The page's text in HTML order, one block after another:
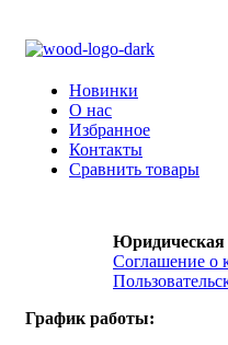
Новинки
О нас
Избранное
Контакты
Сравнить товары
Соглашение о
График работы: